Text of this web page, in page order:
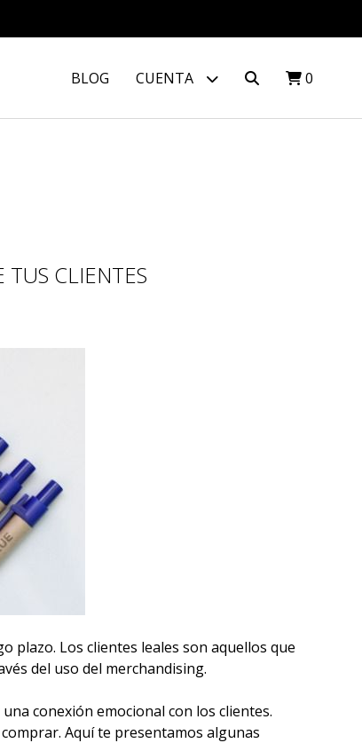
BLOG CUENTA 0
CLIENTES
plazo. Los clientes leales son aquellos que
del uso del merchandising.
conexión emocional con los clientes.
Aquí te presentamos algunas